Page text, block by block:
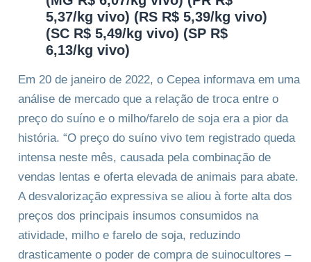
5,37/kg vivo) (RS R$ 5,39/kg vivo)
(SC R$ 5,49/kg vivo) (SP R$
6,13/kg vivo)
Em 20 de janeiro de 2022, o Cepea informava em uma
análise de mercado que a relação de troca entre o
preço do suíno e o milho/farelo de soja era a pior da
história. “O preço do suíno vivo tem registrado queda
intensa neste mês, causada pela combinação de
vendas lentas e oferta elevada de animais para abate.
A desvalorização expressiva se aliou à forte alta dos
preços dos principais insumos consumidos na
atividade, milho e farelo de soja, reduzindo
drasticamente o poder de compra de suinocultores –